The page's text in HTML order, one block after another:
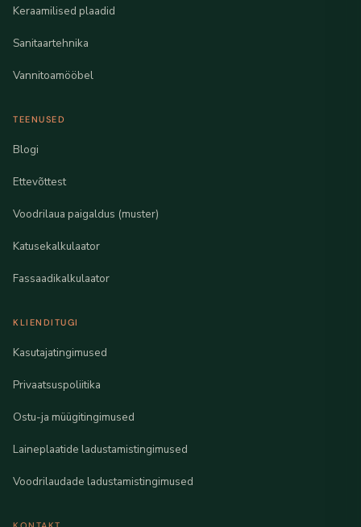
Keraamilised plaadid
Sanitaartehnika
Vannitoamööbel
TEENUSED
Blogi
Ettevõttest
Voodrilaua paigaldus (muster)
Katusekalkulaator
Fassaadikalkulaator
KLIENDITUGI
Kasutajatingimused
Privaatsuspoliitika
Ostu-ja müügitingimused
Laineplaatide ladustamistingimused
Voodrilaudade ladustamistingimused